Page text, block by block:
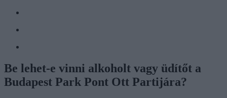
Be lehet-e vinni alkoholt vagy üdítőt a
Budapest Park Pont Ott Partijára?